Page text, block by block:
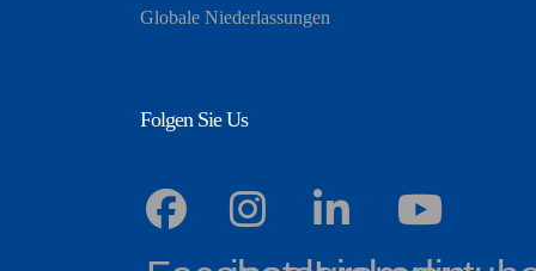
Globale Niederlassungen
Folgen Sie Us